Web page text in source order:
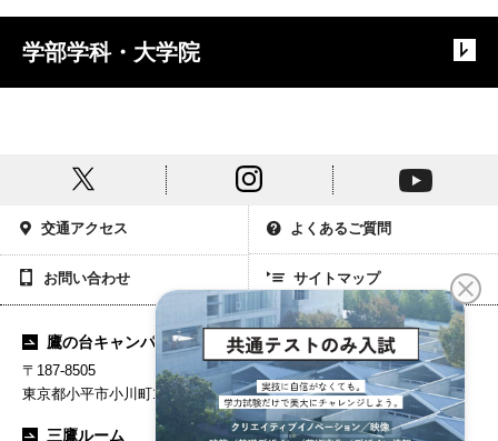
学部学科・大学院
交通アクセス よくあるご質問
お問い合わせ サイトマップ
鷹の台キャンパス
〒187-8505
東京都小平市小川町1-736
市ヶ谷キャンパス
〒162-0843
東京都新宿区市谷田町1-4
三鷹ルーム